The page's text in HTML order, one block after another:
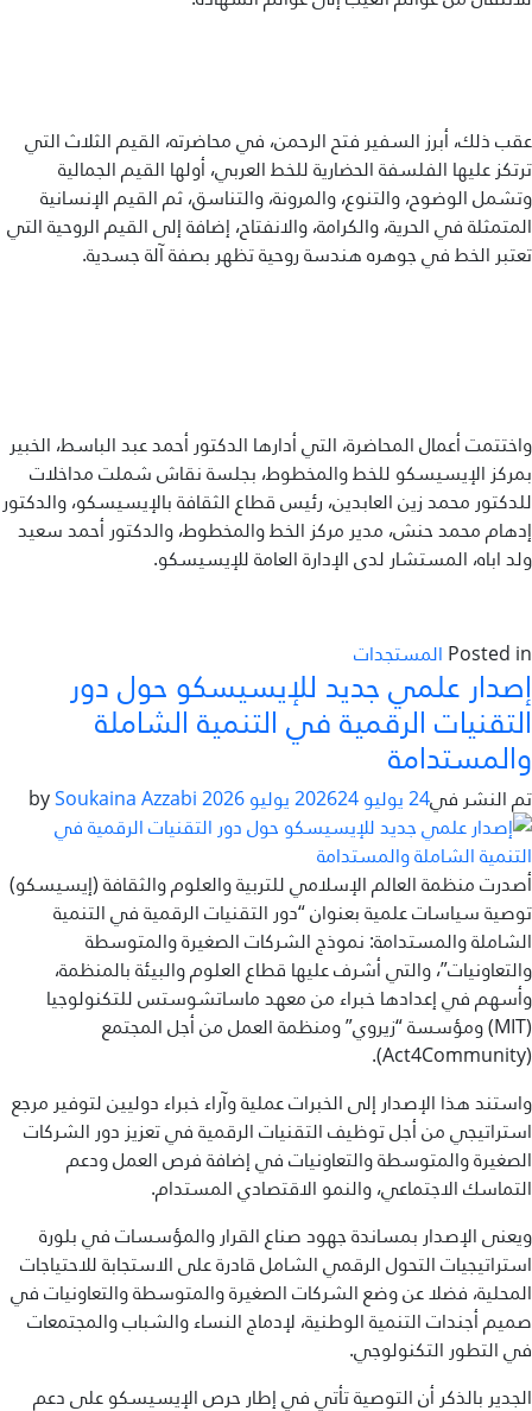
عقب ذلك، أبرز السفير فتح الرحمن، في محاضرته، القيم الثلاث التي
ترتكز عليها الفلسفة الحضارية للخط العربي، أولها القيم الجمالية
وتشمل الوضوح، والتنوع، والمرونة، والتناسق، ثم القيم الإنسانية
المتمثلة في الحرية، والكرامة، والانفتاح، إضافة إلى القيم الروحية التي
تعتبر الخط في جوهره هندسة روحية تظهر بصفة آلة جسدية.
واختتمت أعمال المحاضرة، التي أدارها الدكتور أحمد عبد الباسط، الخبير
بمركز الإيسيسكو للخط والمخطوط، بجلسة نقاش شملت مداخلات
للدكتور محمد زين العابدين، رئيس قطاع الثقافة بالإيسيسكو، والدكتور
إدهام محمد حنش، مدير مركز الخط والمخطوط، والدكتور أحمد سعيد
ولد اباه، المستشار لدى الإدارة العامة للإيسيسكو.
Posted in المستجدات
إصدار علمي جديد للإيسيسكو حول دور
التقنيات الرقمية في التنمية الشاملة
والمستدامة
تم النشر في24 يوليو 2026 24 يوليو 2026 Soukaina Azzabi
أصدرت منظمة العالم الإسلامي للتربية والعلوم والثقافة (إيسيسكو)
توصية سياسات علمية بعنوان “دور التقنيات الرقمية في التنمية
الشاملة والمستدامة: نموذج الشركات الصغيرة والمتوسطة
والتعاونيات”، والتي أشرف عليها قطاع العلوم والبيئة بالمنظمة،
وأسهم في إعدادها خبراء من معهد ماساتشوستس للتكنولوجيا
(MIT) ومؤسسة “زيروي” ومنظمة العمل من أجل المجتمع
(Act4Community).
واستند هذا الإصدار إلى الخبرات عملية وآراء خبراء دوليين لتوفير مرجع
استراتيجي من أجل توظيف التقنيات الرقمية في تعزيز دور الشركات
الصغيرة والمتوسطة والتعاونيات في إضافة فرص العمل ودعم
التماسك الاجتماعي، والنمو الاقتصادي المستدام.
ويعنى الإصدار بمساندة جهود صناع القرار والمؤسسات في بلورة
استراتيجيات التحول الرقمي الشامل قادرة على الاستجابة للاحتياجات
المحلية، فضلا عن وضع الشركات الصغيرة والمتوسطة والتعاونيات في
صميم أجندات التنمية الوطنية، لإدماج النساء والشباب والمجتمعات
في التطور التكنولوجي.
الجدير بالذكر أن التوصية تأتي في إطار حرص الإيسيسكو على دعم